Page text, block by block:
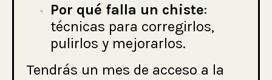
Por qué falla un chiste:
técnicas para corregirlos,
pulirlos y mejorarlos.
Tendrás un mes de acceso a la